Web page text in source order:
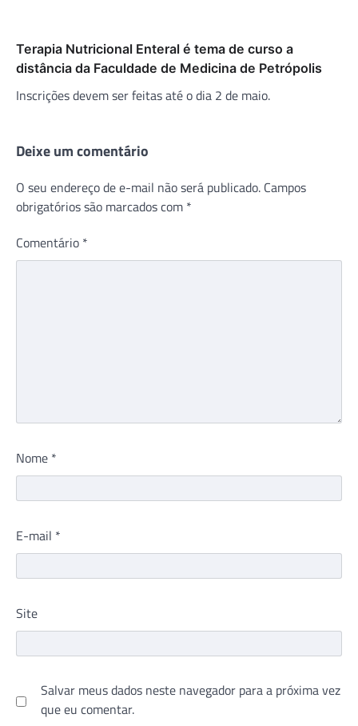
Terapia Nutricional Enteral é tema de curso a
distância da Faculdade de Medicina de Petrópolis
Inscrições devem ser feitas até o dia 2 de maio.
Deixe um comentário
O seu endereço de e-mail não será publicado. Campos
obrigatórios são marcados com *
Comentário *
Nome *
E-mail *
Site
Salvar meus dados neste navegador para a próxima vez
que eu comentar.